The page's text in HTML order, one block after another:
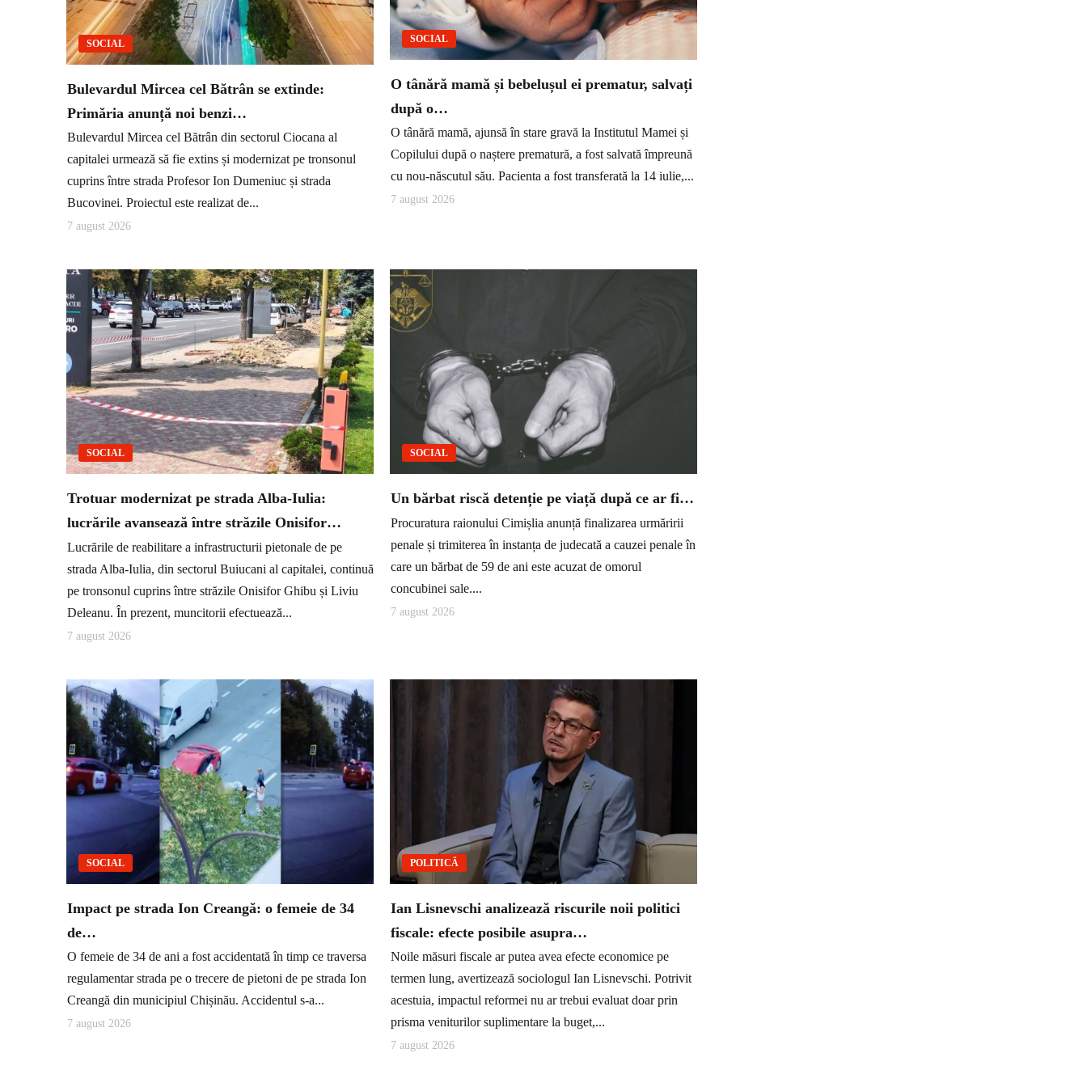
SOCIAL
Bulevardul Mircea cel Bătrân se extinde:
Primăria anunță noi benzi…
Bulevardul Mircea cel Bătrân din sectorul Ciocana al
capitalei urmează să fie extins și modernizat pe tronsonul
cuprins între strada Profesor Ion Dumeniuc și strada
Bucovinei. Proiectul este realizat de...
7 august 2026
SOCIAL
O tânără mamă și bebelușul ei prematur, salvați
după o…
O tânără mamă, ajunsă în stare gravă la Institutul Mamei și
Copilului după o naștere prematură, a fost salvată împreună
cu nou-născutul său. Pacienta a fost transferată la 14 iulie,...
7 august 2026
SOCIAL
Trotuar modernizat pe strada Alba-Iulia:
lucrările avansează între străzile Onisifor…
Lucrările de reabilitare a infrastructurii pietonale de pe
strada Alba-Iulia, din sectorul Buiucani al capitalei, continuă
pe tronsonul cuprins între străzile Onisifor Ghibu și Liviu
Deleanu. În prezent, muncitorii efectuează...
7 august 2026
SOCIAL
Un bărbat riscă detenție pe viață după ce ar fi…
Procuratura raionului Cimișlia anunță finalizarea urmăririi
penale și trimiterea în instanța de judecată a cauzei penale în
care un bărbat de 59 de ani este acuzat de omorul
concubinei sale....
7 august 2026
SOCIAL
Impact pe strada Ion Creangă: o femeie de 34
de…
O femeie de 34 de ani a fost accidentată în timp ce traversa
regulamentar strada pe o trecere de pietoni de pe strada Ion
Creangă din municipiul Chișinău. Accidentul s-a...
7 august 2026
POLITICĂ
Ian Lisnevschi analizează riscurile noii politici
fiscale: efecte posibile asupra…
Noile măsuri fiscale ar putea avea efecte economice pe
termen lung, avertizează sociologul Ian Lisnevschi. Potrivit
acestuia, impactul reformei nu ar trebui evaluat doar prin
prisma veniturilor suplimentare la buget,...
7 august 2026